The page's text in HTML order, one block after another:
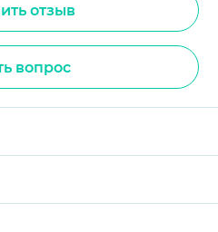
отзыв
вопрос